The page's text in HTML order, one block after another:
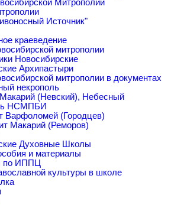
Митрополии
Источник"
краеведение
митрополии
Новосибирские
Архипастыри
митрополии в документах
некрополь
(Невский), Небесный
НСМПБИ
Варфоломей (Городцев)
Макарий (Реморов)
Духовные Школы
и материалы
по ИППЦ
культуры в школе